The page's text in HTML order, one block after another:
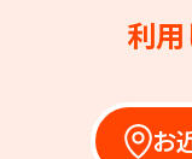
利
お